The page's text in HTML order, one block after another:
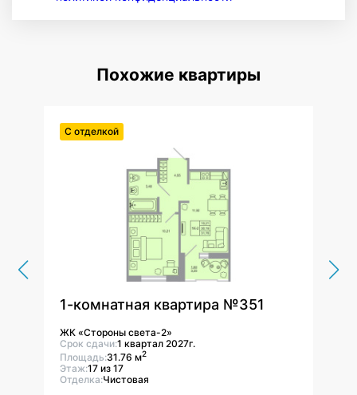
Похожие квартиры
С отделкой
1-комнатная квартира №351
ЖК «Стороны света-2»
Срок сдачи:1 квартал 2027г.
Площадь:31.76 м2
Этаж:17 из 17
Отделка:Чистовая